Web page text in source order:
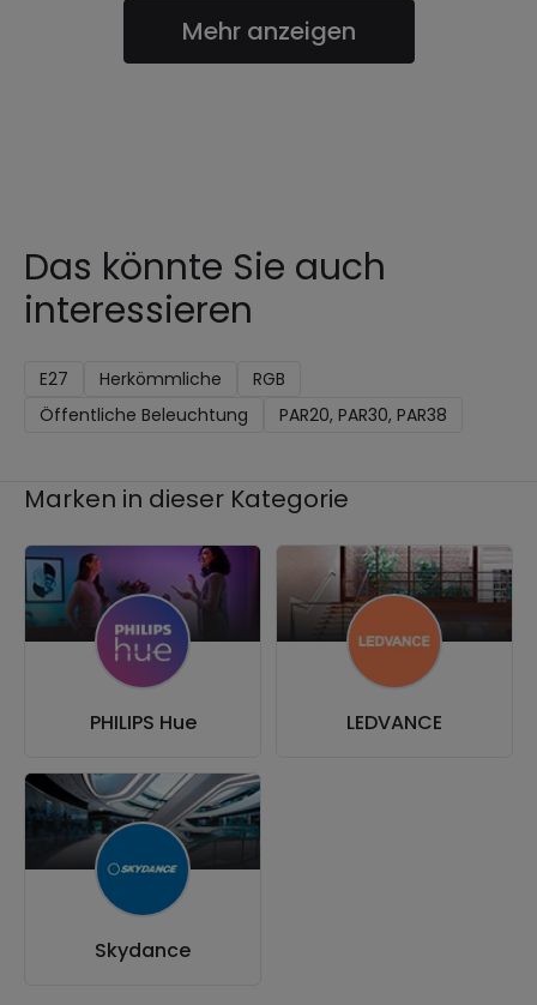
Mehr anzeigen
Das könnte Sie auch
interessieren
E27 Herkömmliche
RGB
Öffentliche Beleuchtung
PAR20, PAR30, PAR38
Marken in dieser Kategorie
PHILIPS Hue LEDVANCE
Skydance